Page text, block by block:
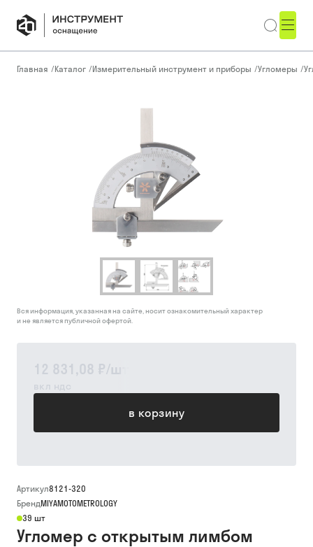
Главная /Каталог /Измерительный инструмент и приборы /Угломеры /
12 831,08 ₽/шт
вкл ндс
в корзину
Вся информация, указанная на сайте, носит ознакомительный характер
и не является публичной офертой.
Артикул8121-320
БрендMIYAMOTOMETROLOGY
39 шт
Угломер с открытым лимбом